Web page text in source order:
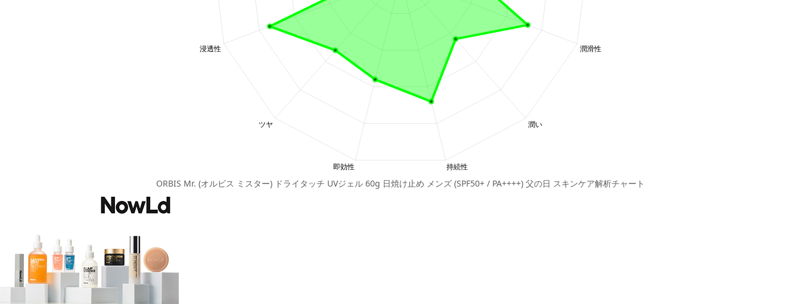
ORBIS Mr. (オルビス ミスター) ドライタッチ UVジェル 60g 日焼け止め メンズ (SPF50+ / PA++++) 父の日 スキンケア解析チャート